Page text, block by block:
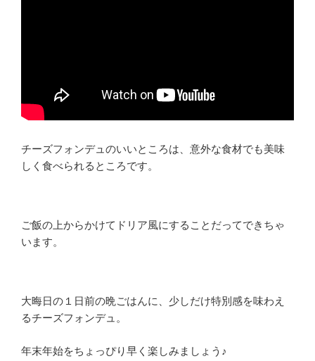
チーズフォンデュのいいところは、意外な食材でも美味
しく食べられるところです。
ご飯の上からかけてドリア風にすることだってできちゃ
います。
大晦日の１日前の晩ごはんに、少しだけ特別感を味わえ
るチーズフォンデュ。
年末年始をちょっぴり早く楽しみましょう♪